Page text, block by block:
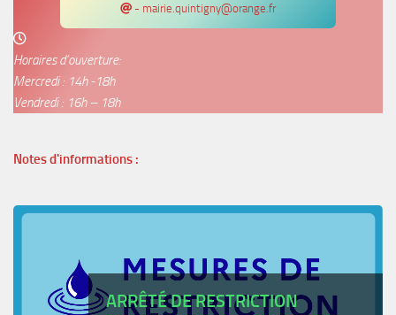
- mairie.quintigny@orange.fr
Horaires d’ouverture:
Mercredi : 14h -18h
Vendredi : 16h – 18h
Notes d'informations :
ARRÊTÉ DE RESTRICTION